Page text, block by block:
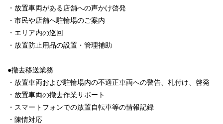
・放置車両がある店舗への声かけ啓発
・市民や店舗へ駐輪場のご案内
・エリア内の巡回
・放置防止用品の設置・管理補助
●撤去移送業務
・放置車両および駐輪場内の不適正車両への警告、札付け、啓発
・放置車両の撤去作業サポート
・スマートフォンでの放置自転車等の情報記録
・陳情対応